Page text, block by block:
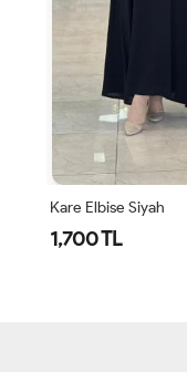
Kare Elbise Siyah
1,700 TL